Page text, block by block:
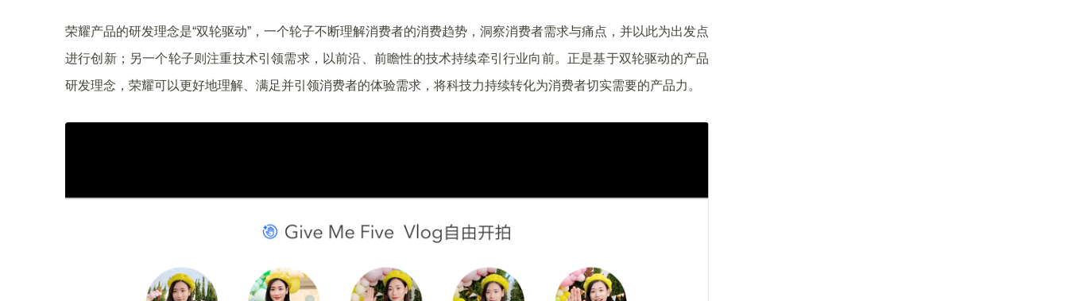
荣耀产品的研发理念是“双轮驱动”，一个轮子不断理解消费者的消费趋势，洞察消费者需求与痛点，并以此为出发点
进行创新；另一个轮子则注重技术引领需求，以前沿、前瞻性的技术持续牵引行业向前。正是基于双轮驱动的产品
研发理念，荣耀可以更好地理解、满足并引领消费者的体验需求，将科技力持续转化为消费者切实需要的产品力。